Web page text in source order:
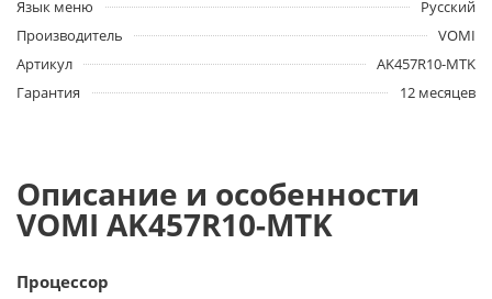
Язык меню
Русский
Производитель
VOMI
Артикул
AK457R10-MTK
Гарантия
12 месяцев
Описание и особенности
VOMI AK457R10-MTK
Процессор